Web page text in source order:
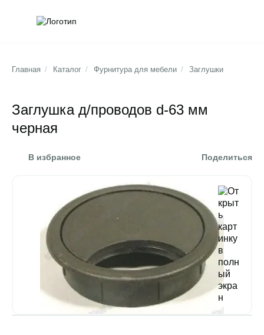
Главная / Каталог / Фурнитура для мебели / Заглушки
Заглушка д/проводов d-63 мм
черная
В избранное Поделиться